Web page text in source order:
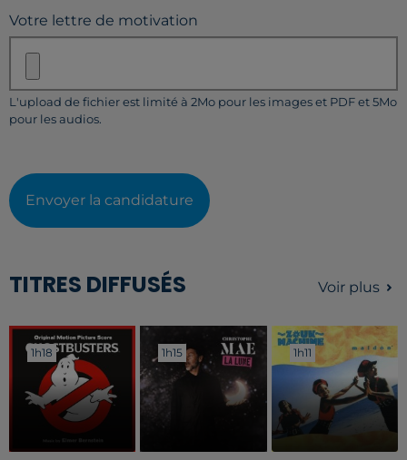
Votre lettre de motivation
L'upload de fichier est limité à 2Mo pour les images et PDF et 5Mo
pour les audios.
Envoyer la candidature
TITRES DIFFUSÉS Voir plus
1h18
1h18 1h15
1h15 1h11
1h11